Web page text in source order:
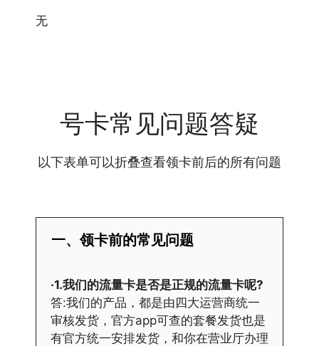
无
号卡常见问题答疑
以下表单可以折叠查看领卡前后的所有问题
一、领卡前的常见问题
·1.我们的流量卡是否是正规的流量卡呢?
答:我们的产品，都是由四大运营商统一
审核发货，官方app可查的套餐发货也是
有官方统一安排发货，和你在营业厅办理